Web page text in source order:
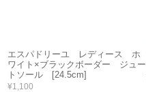
エスパドリーユ レディース ホ
ワイト×ブラックボーダー ジュー
トソール [24.5cm]
¥1,100